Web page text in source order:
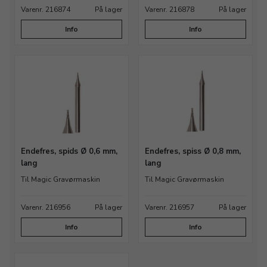
Varenr. 216874 På lager
Info
Varenr. 216878 På lager
Info
Endefres, spids Ø 0,6 mm,
lang
Til Magic Gravørmaskin
Varenr. 216956 På lager
Info
Endefres, spiss Ø 0,8 mm,
lang
Til Magic Gravørmaskin
Varenr. 216957 På lager
Info